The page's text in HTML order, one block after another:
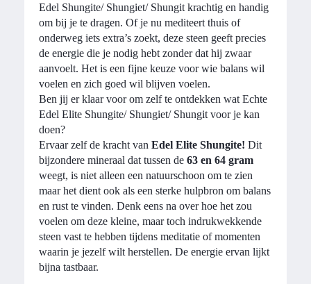
Edel Shungite/ Shungiet/ Shungit krachtig en handig
om bij je te dragen. Of je nu mediteert thuis of
onderweg iets extra’s zoekt, deze steen geeft precies
de energie die je nodig hebt zonder dat hij zwaar
aanvoelt. Het is een fijne keuze voor wie balans wil
voelen en zich goed wil blijven voelen.
Ben jij er klaar voor om zelf te ontdekken wat Echte
Edel Elite Shungite/ Shungiet/ Shungit voor je kan
doen?
Ervaar zelf de kracht van Edel Elite Shungite! Dit
bijzondere mineraal dat tussen de 63 en 64 gram
weegt, is niet alleen een natuurschoon om te zien
maar het dient ook als een sterke hulpbron om balans
en rust te vinden. Denk eens na over hoe het zou
voelen om deze kleine, maar toch indrukwekkende
steen vast te hebben tijdens meditatie of momenten
waarin je jezelf wilt herstellen. De energie ervan lijkt
bijna tastbaar.